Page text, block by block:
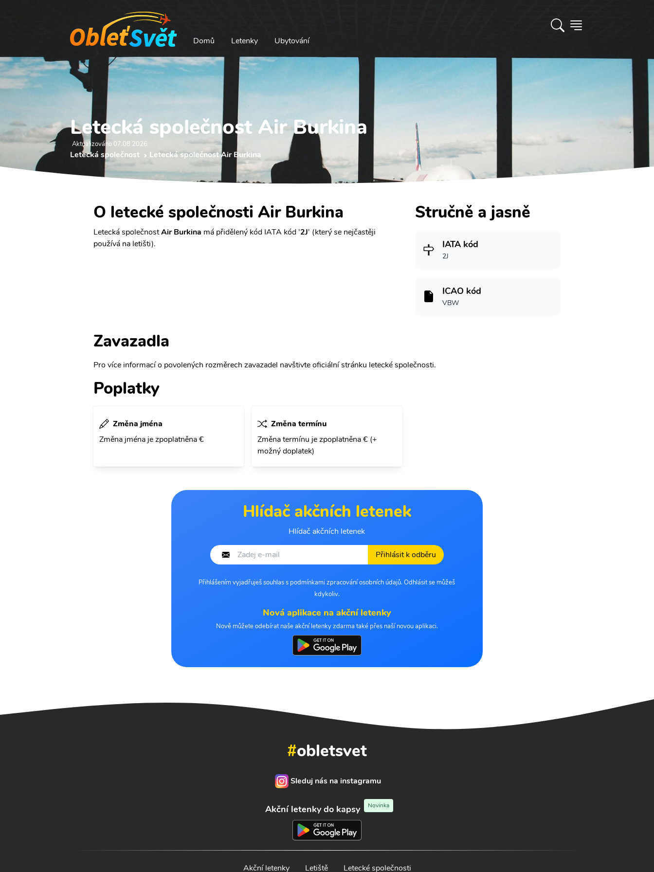
Domů Letenky Ubytování
Letecká společnost Air Burkina
Aktualizováno 07.08 2026
Letecká společnost Letecká společnost Air Burkina
O letecké společnosti Air Burkina
Letecká společnostAir Burkina má přidělený kód IATA kód '2J' (který se nejčastěji
používá na letišti).
Stručně a jasně
IATA kód
2J
ICAO kód
VBW
Zavazadla
Pro více informací o povolených rozměrech zavazadel navštivte oficiální stránku letecké společnosti.
Poplatky
Změna jména
Změna jména je zpoplatněna €
Změna termínu
Změna termínu je zpoplatněna € (+
možný doplatek)
Hlídač akčních letenek
Hlídač akčních letenek
Přihlásit k odběru
Přihlášením vyjadřuješ souhlas s podmínkami zpracování osobních údajů. Odhlásit se můžeš
kdykoliv.
Nová aplikace na akční letenky
Nově můžete odebírat naše akční letenky zdarma také přes naší novou aplikaci.
#obletsvet
Sleduj nás na instagramu
Akční letenky do kapsy Novinka
Akční letenky Letiště Letecké společnosti